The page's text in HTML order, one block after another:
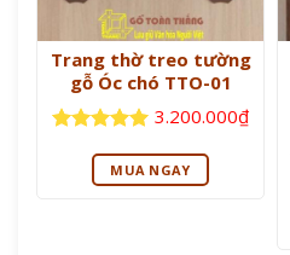
Trang thờ treo tường
gỗ Óc chó TTO-01
5
3.200.000₫
MUA NGAY